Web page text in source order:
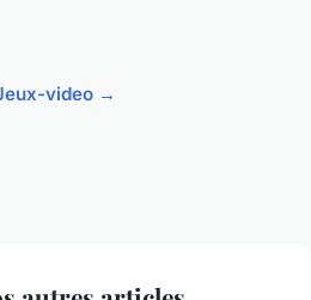
video →